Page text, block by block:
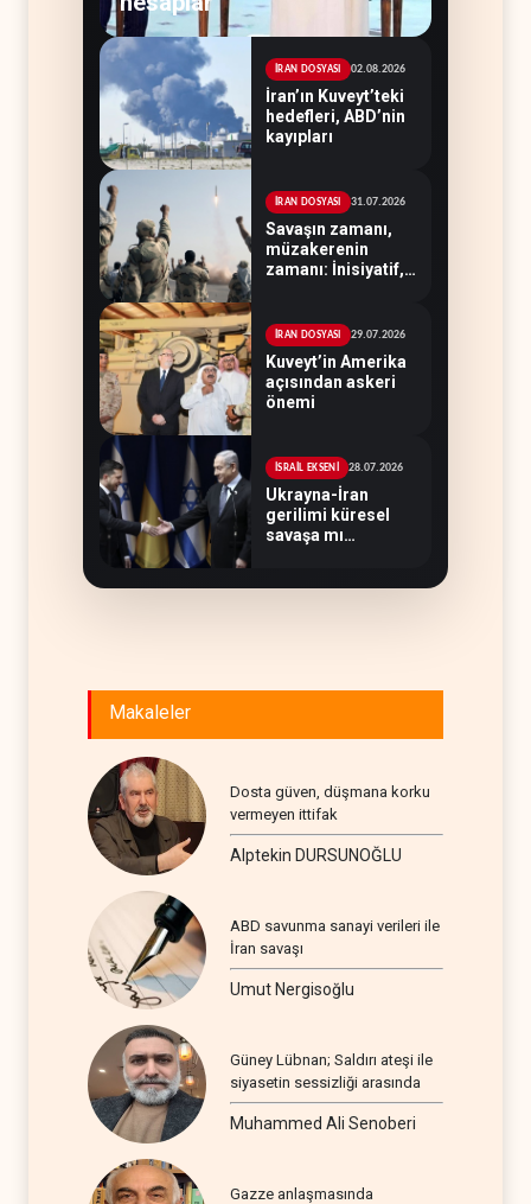
İRAN DOSYASI 02.08.2026
İran’ın Kuveyt’teki
hedefleri, ABD’nin
kayıpları
İRAN DOSYASI 31.07.2026
Savaşın zamanı,
müzakerenin
zamanı: İnisiyatif,
İRAN DOSYASI 29.07.2026
Kuveyt’in Amerika
açısından askeri
önemi
İSRAİL EKSENİ 28.07.2026
Ukrayna-İran
gerilimi küresel
savaşa mı
Makaleler
Dosta güven, düşmana korku
vermeyen ittifak
Alptekin DURSUNOĞLU
ABD savunma sanayi verileri ile
İran savaşı
Umut Nergisoğlu
Güney Lübnan; Saldırı ateşi ile
siyasetin sessizliği arasında
Muhammed Ali Senoberi
Gazze anlaşmasında